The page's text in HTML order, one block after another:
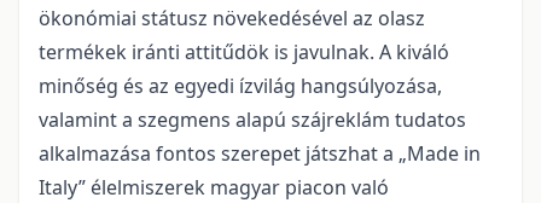
ökonómiai státusz növekedésével az olasz
termékek iránti attitűdök is javulnak. A kiváló
minőség és az egyedi ízvilág hangsúlyozása,
valamint a szegmens alapú szájreklám tudatos
alkalmazása fontos szerepet játszhat a „Made in
Italy” élelmiszerek magyar piacon való